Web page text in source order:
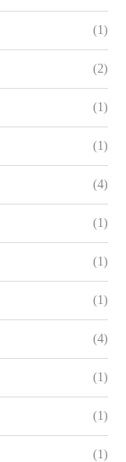
(1)
(2)
(1)
(1)
(4)
(1)
(1)
(1)
(4)
(1)
(1)
(1)